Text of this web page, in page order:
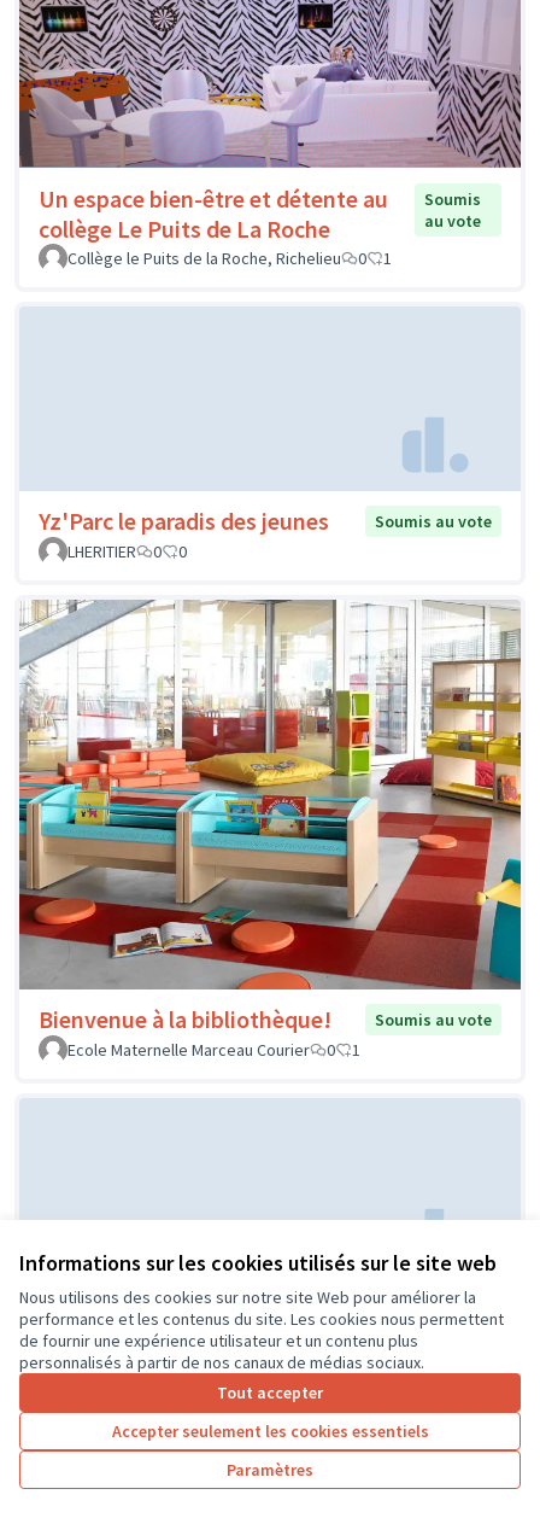
Informations sur les cookies utilisés sur le site web
Nous utilisons des cookies sur notre site Web pour améliorer la
performance et les contenus du site. Les cookies nous permettent
de fournir une expérience utilisateur et un contenu plus
personnalisés à partir de nos canaux de médias sociaux.
Tout accepter
Accepter seulement les cookies essentiels
Paramètres
Un espace bien-être et détente au
collège Le Puits de La Roche
Soumis
au vote
Collège le Puits de la Roche, Richelieu
0 1
Yz'Parc le paradis des jeunes
Soumis au vote
LHERITIER
0 0
Bienvenue à la bibliothèque!
Soumis au vote
Ecole Maternelle Marceau Courier
0 1
Réaménagement de la classe de
CP
Soumis au
vote
ECOLE PUBLIQUE
0 0